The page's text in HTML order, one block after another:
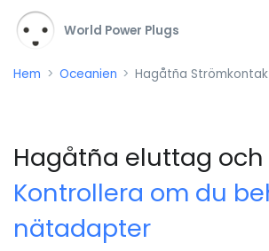
World Power Plugs
Hem Oceanien Hagåtña
Hagåtña eluttag
Kontrollera om du
nätadapter